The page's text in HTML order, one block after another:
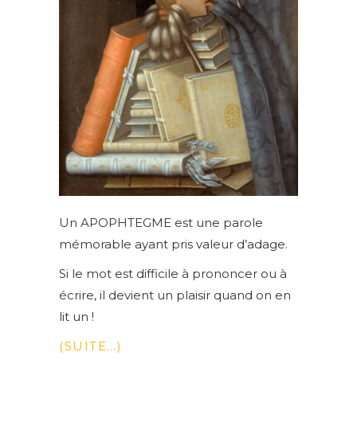
Un APOPHTEGME est une parole
mémorable ayant pris valeur d’adage.
Si le mot est difficile à prononcer ou à
écrire, il devient un plaisir quand on en
lit un !
(SUITE…)